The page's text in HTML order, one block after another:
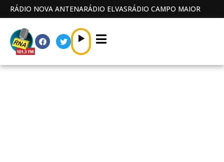
RÁDIO NOVA ANTENARÁDIO ELVASRÁDIO CAMPO MAIOR